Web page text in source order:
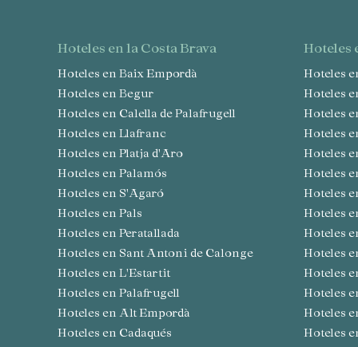
hoteles en la Costa Brava
Hoteles en Baix Empordà
Hoteles en Begur
Hoteles en Calella de Palafrugell
Hoteles en Llafranc
Hoteles en Platja d'Aro
Hoteles en Palamós
Hoteles en S'Agaró
Hoteles en Pals
Hoteles en Peratallada
Hoteles en Sant Antoni de Calonge
Hoteles en L'Estartit
Hoteles en Palafrugell
Hoteles en Alt Empordà
Hoteles en Cadaqués
Hoteles
Hoteles
Hoteles
Hoteles
Hoteles
Hoteles
Hoteles
Hoteles
Hoteles
Hoteles
Hoteles
Hoteles
Hoteles
Hoteles